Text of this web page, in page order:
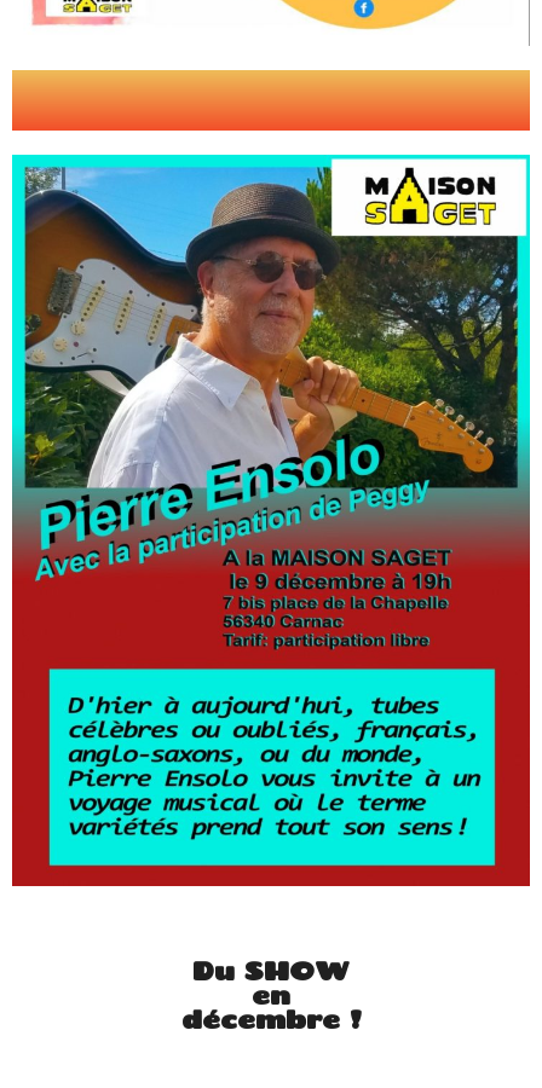
Du SHOW
en
décembre !